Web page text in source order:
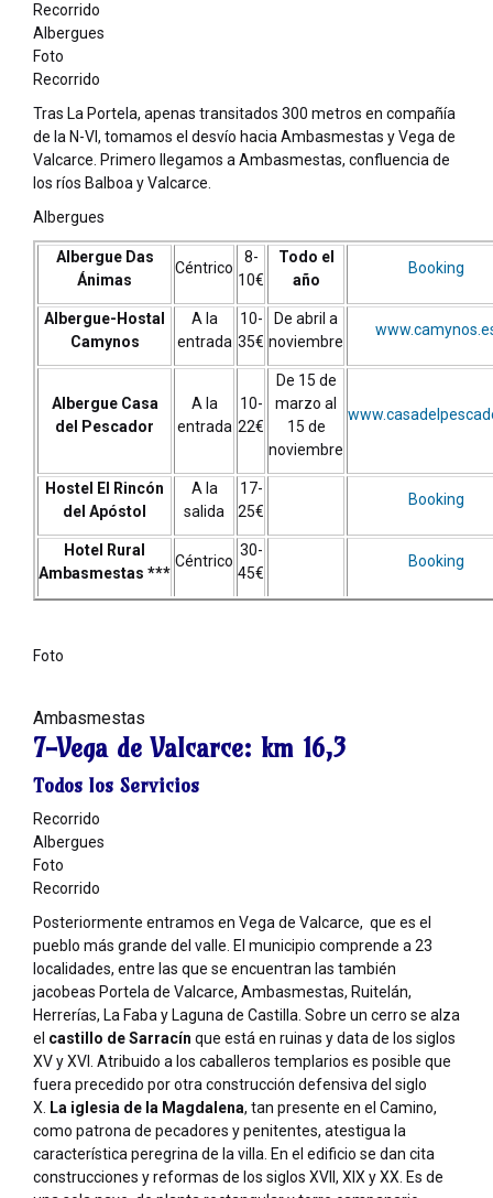
Recorrido
Albergues
Foto
Recorrido
Tras La Portela, apenas transitados 300 metros en compañía
de la N-VI, tomamos el desvío hacia Ambasmestas y Vega de
Valcarce. Primero llegamos a Ambasmestas, confluencia de
los ríos Balboa y Valcarce.
Albergues
Albergue Das
Ánimas
Céntrico
8-
10€
Todo el
año
Booking
Albergue-Hostal
Camynos
A la
entrada
10-
35€
De abril a
noviembre
Albergue Casa
del Pescador
A la
entrada
10-
22€
De 15 de
marzo al
15 de
noviembre
Hostel El Rincón
del Apóstol
A la
salida
17-
25€
Booking
Hotel Rural
Ambasmestas ***
Céntrico
30-
45€
Booking
Foto
Ambasmestas
7-Vega de Valcarce: km 16,3
Todos los Servicios
Recorrido
Albergues
Foto
Recorrido
Posteriormente entramos en Vega de Valcarce, que es el
pueblo más grande del valle. El municipio comprende a 23
localidades, entre las que se encuentran las también
jacobeas Portela de Valcarce, Ambasmestas, Ruitelán,
Herrerías, La Faba y Laguna de Castilla. Sobre un cerro se alza
el castillo de Sarracín que está en ruinas y data de los siglos
XV y XVI. Atribuido a los caballeros templarios es posible que
fuera precedido por otra construcción defensiva del siglo
X. La iglesia de la Magdalena, tan presente en el Camino,
como patrona de pecadores y penitentes, atestigua la
característica peregrina de la villa. En el edificio se dan cita
construcciones y reformas de los siglos XVII, XIX y XX. Es de